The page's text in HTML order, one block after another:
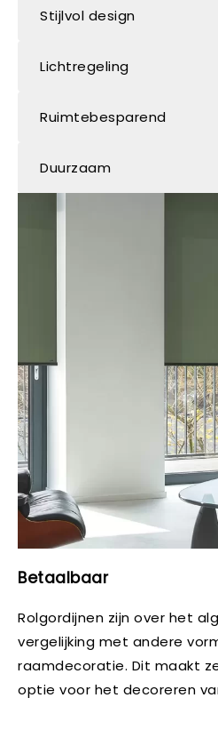
Betaalbaar
Rolgordijnen zijn over het
vergelijking met andere
raamdecoratie. Dit maakt
optie voor het decoreren
Stijlvol design
Lichtregeling
Ruimtebesparend
Duurzaam